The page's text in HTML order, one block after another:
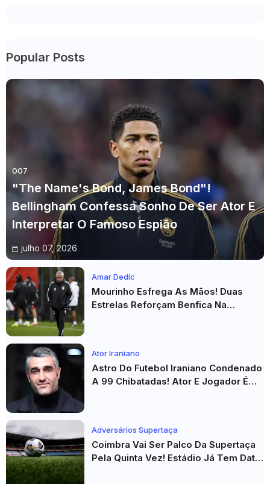
Popular Posts
007
"The Name's Bond, James Bond"!
Bellingham Confessa Sonho De Ser Ator E
Interpretar O Famoso Espião
julho 07, 2026
Amar Dedic
Mourinho Esfrega As Mãos! Duas
Estrelas Reforçam Benfica Na
Ator Iraniano
Astro Do Futebol Iraniano Condenado
A 99 Chibatadas! Ator E Jogador É
Adversários Supertaça
Coimbra Vai Ser Palco Da Supertaça
Pela Quinta Vez! Estádio Já Tem Data